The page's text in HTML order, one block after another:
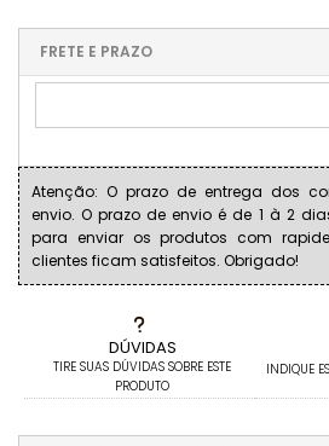
DÚVIDAS
TIRE SUAS DÚVIDAS SOBRE ESTE
PRODUTO
INDIQUE
FRETE E PRAZO
Atenção: O prazo de entrega dos
envio. O prazo de envio é de 1 à 2
para enviar os produtos com
clientes ficam satisfeitos. Obrigado!